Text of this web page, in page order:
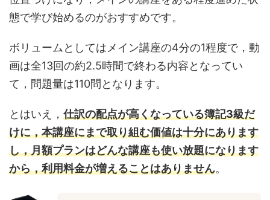
態で学び始めるのがおすすめです。
ボリュームとしてはメイン講座の4分の1程度で，動
画は全13回の約2.5時間で終わる内容となってい
て，問題量は110問となります。
とはいえ， 仕訳の配点が高くなっている簿記3級だ
けに，本講座にまで取り組む価値は十分にあります
し，月額プランはどんな講座も使い放題になります
から，利用料金が増えることはありません。